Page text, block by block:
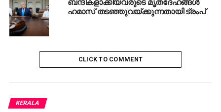
DON'T MISS
ബിജെപിക്ക് സ്ഥാനാര്‍ത്ഥികളില്ല; യു.പിയില്‍ മറ്റു
പാര്‍ട്ടികളില്‍ നിന്ന് ആളെയെടുക്കുന്നു
ഹമാസ് തടഞ്ഞുവയ്ക്കുന്നതായി ട്രംപ്
CLICK TO COMMENT
KERALA